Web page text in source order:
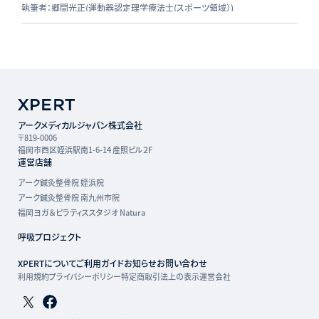
執筆者：郷間光正(運動器認定理学療法士(スポーツ領域）)
アークメディカルジャパン株式会社
〒819-0006
福岡市西区姪浜駅南1-6-14 産照ビル２F
運営店舗
アーク鍼灸整骨院 姪浜院
アーク鍼灸整骨院 南九州市院
福岡ヨガ＆ピラティススタジオ Natura
呼吸プロジェクト
XPERTについてご利用ガイドお知らせお問い合わせ
利用規約プライバシーポリシー特定商取引法上の表示運営会社
Twitterページ
Facebookページ